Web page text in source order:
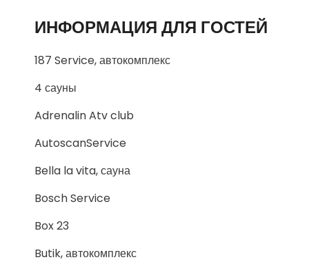
ИНФОРМАЦИЯ ДЛЯ ГОСТЕЙ
187 Service, автокомплекс
4 сауны
Adrenalin Atv club
AutoscanService
Bella la vita, сауна
Bosch Service
Box 23
Butik, автокомплекс